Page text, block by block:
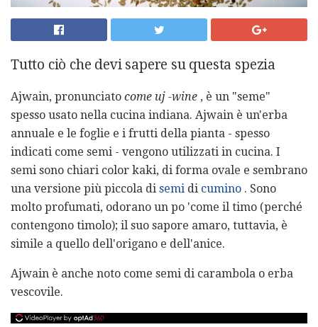
Tutto ciò che devi sapere su questa spezia
Ajwain, pronunciato come uj -wine , è un "seme"
spesso usato nella cucina indiana. Ajwain è un'erba
annuale e le foglie e i frutti della pianta - spesso
indicati come semi - vengono utilizzati in cucina. I
semi sono chiari color kaki, di forma ovale e sembrano
una versione più piccola di semi di cumino . Sono
molto profumati, odorano un po 'come il timo (perché
contengono timolo); il suo sapore amaro, tuttavia, è
simile a quello dell'origano e dell'anice.
Ajwain è anche noto come semi di carambola o erba
vescovile.